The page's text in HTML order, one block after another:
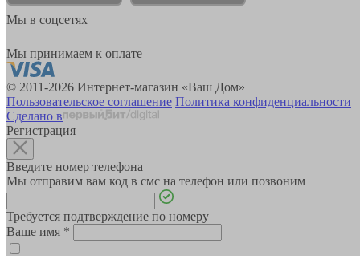
Мы в соцсетях
Мы принимаем к оплате
© 2011-2026 Интернет-магазин «Ваш Дом»
Пользовательское соглашение Политика конфиденциальности
Сделано в
Регистрация
Введите номер телефона
Мы отправим вам код в смс на телефон или позвоним
Требуется подтверждение по номеру
Ваше имя *